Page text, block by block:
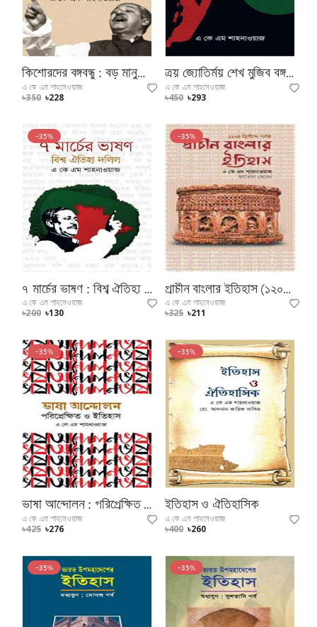
কিশোরদের বঙ্গবন্ধু : বড় মানুষের গল্প
এ কে এম শাহনেওয়াজ
৳350 ৳228
ত্রয় জ্যোতির্ময় শেখ মুজিব বঙ্গবন্ধু জাতির পিতা
এ কে এম শাহনেওয়াজ
৳450 ৳293
-35%
৭ মার্চের ভাষণ : বিশ্ব ঐতিহ্য দলিল
এ কে এম শাহনেওয়াজ
৳200 ৳130
-35%
প্রাচীন বাংলার ইতিহাস (১২০৪ খ্রিষ্টাব্দ পর্যন্ত)
এ কে এম শাহনেওয়াজ
৳325 ৳211
-35%
ভাষা আন্দোলন : পরিপ্রেক্ষিত ও ইতিহাস
এ কে এম শাহনেওয়াজ
৳425 ৳276
-35%
ইতিহাস ও ঐতিহাসিক
এ কে এম শাহনেওয়াজ
৳400 ৳260
-35% -35%